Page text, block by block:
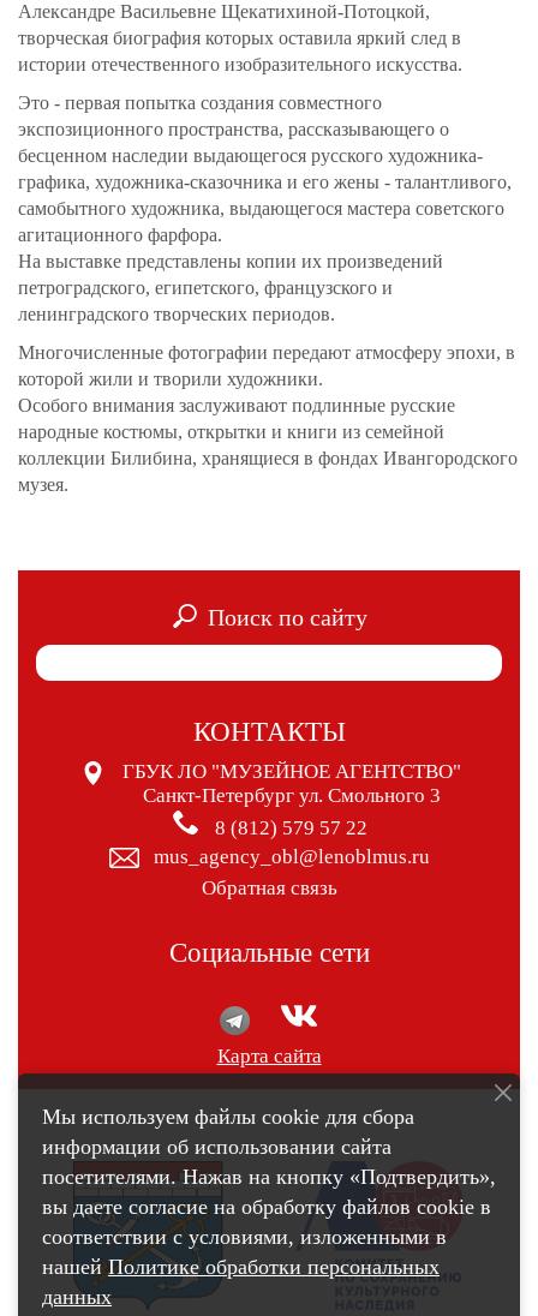
Александре Васильевне Щекатихиной-Потоцкой,
творческая биография которых оставила яркий след в
истории отечественного изобразительного искусства.
Это - первая попытка создания совместного
экспозиционного пространства, рассказывающего о
бесценном наследии выдающегося русского художника-
графика, художника-сказочника и его жены - талантливого,
самобытного художника, выдающегося мастера советского
агитационного фарфора.
На выставке представлены копии их произведений
петроградского, египетского, французского и
ленинградского творческих периодов.
Многочисленные фотографии передают атмосферу эпохи, в
которой жили и творили художники.
Особого внимания заслуживают подлинные русские
народные костюмы, открытки и книги из семейной
коллекции Билибина, хранящиеся в фондах Ивангородского
музея.
Поиск по сайту
КОНТАКТЫ
ГБУК ЛО "МУЗЕЙНОЕ АГЕНТСТВО"
Санкт-Петербург ул. Смольного 3
8 (812) 579 57 22
mus_agency_obl@lenoblmus.ru
Обратная связь
Социальные сети
Карта сайта
Мы используем файлы cookie для сбора
информации об использовании сайта
посетителями. Нажав на кнопку «Подтвердить»,
вы даете согласие на обработку файлов cookie в
соответствии с условиями, изложенными в
нашей Политике обработки персональных
данных